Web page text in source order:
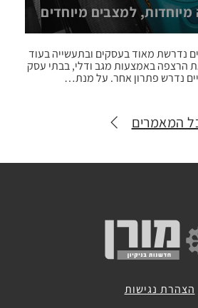
מיוחדות, למצבים מיוחדים
נדרשת מאוד בעסקים ובתעשייה בעוד
הרצפה באמצעות מגב ודלי, בבתי עסק
נדרש פתרון אחר. על מנת…
המאמרים
הצהרת נגישות